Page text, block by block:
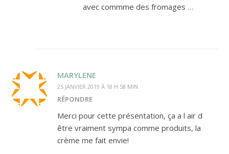
avec commme des fromages …
MARYLENE
25 JANVIER 2019 À 18 H 58 MIN
RÉPONDRE
Merci pour cette présentation, ça a l air d
être vraiment sympa comme produits, la
crème me fait envie!